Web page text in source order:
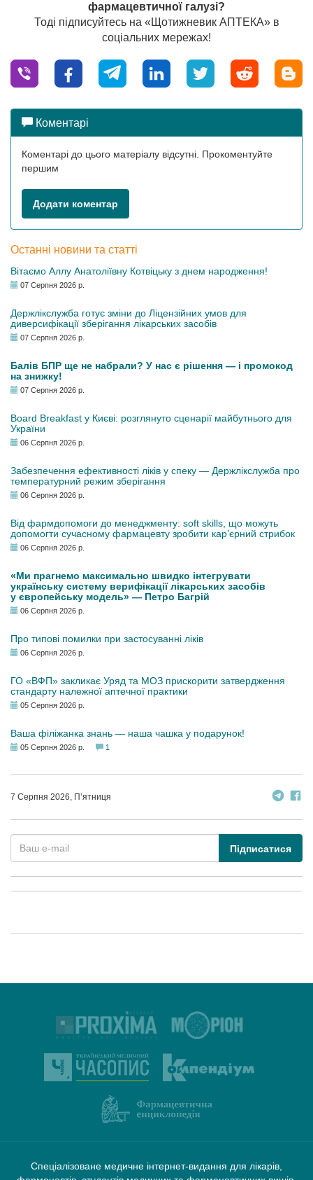
фармацевтичної галузі?
Тоді підписуйтесь на «Щотижневик АПТЕКА» в
соціальних мережах!
Коментарі
Коментарі до цього матеріалу відсутні. Прокоментуйте
першим
Додати коментар
Останні новини та статті
Вітаємо Аллу Анатоліївну Котвіцьку з днем народження!
07 Серпня 2026 р.
Держлікслужба готує зміни до Ліцензійних умов для
диверсифікації зберігання лікарських засобів
07 Серпня 2026 р.
Балів БПР ще не набрали? У нас є рішення — і промокод
на знижку!
07 Серпня 2026 р.
Board Breakfast у Києві: розглянуто сценарії майбутнього для
України
06 Серпня 2026 р.
Забезпечення ефективності ліків у спеку — Держлікслужба про
температурний режим зберігання
06 Серпня 2026 р.
Від фармдопомоги до менеджменту: soft skills, що можуть
допомогти сучасному фармацевту зробити кар’єрний стрибок
06 Серпня 2026 р.
«Ми прагнемо максимально швидко інтегрувати
українську систему верифікації лікарських засобів
у європейську модель» — Петро Багрій
06 Серпня 2026 р.
Про типові помилки при застосуванні ліків
06 Серпня 2026 р.
ГО «ВФП» закликає Уряд та МОЗ прискорити затвердження
стандарту належної аптечної практики
05 Серпня 2026 р.
Ваша філіжанка знань — наша чашка у подарунок!
05 Серпня 2026 р. 1
7 Серпня 2026, П’ятниця
Підписатися
Спеціалізоване медичне інтернет-видання для лікарів,